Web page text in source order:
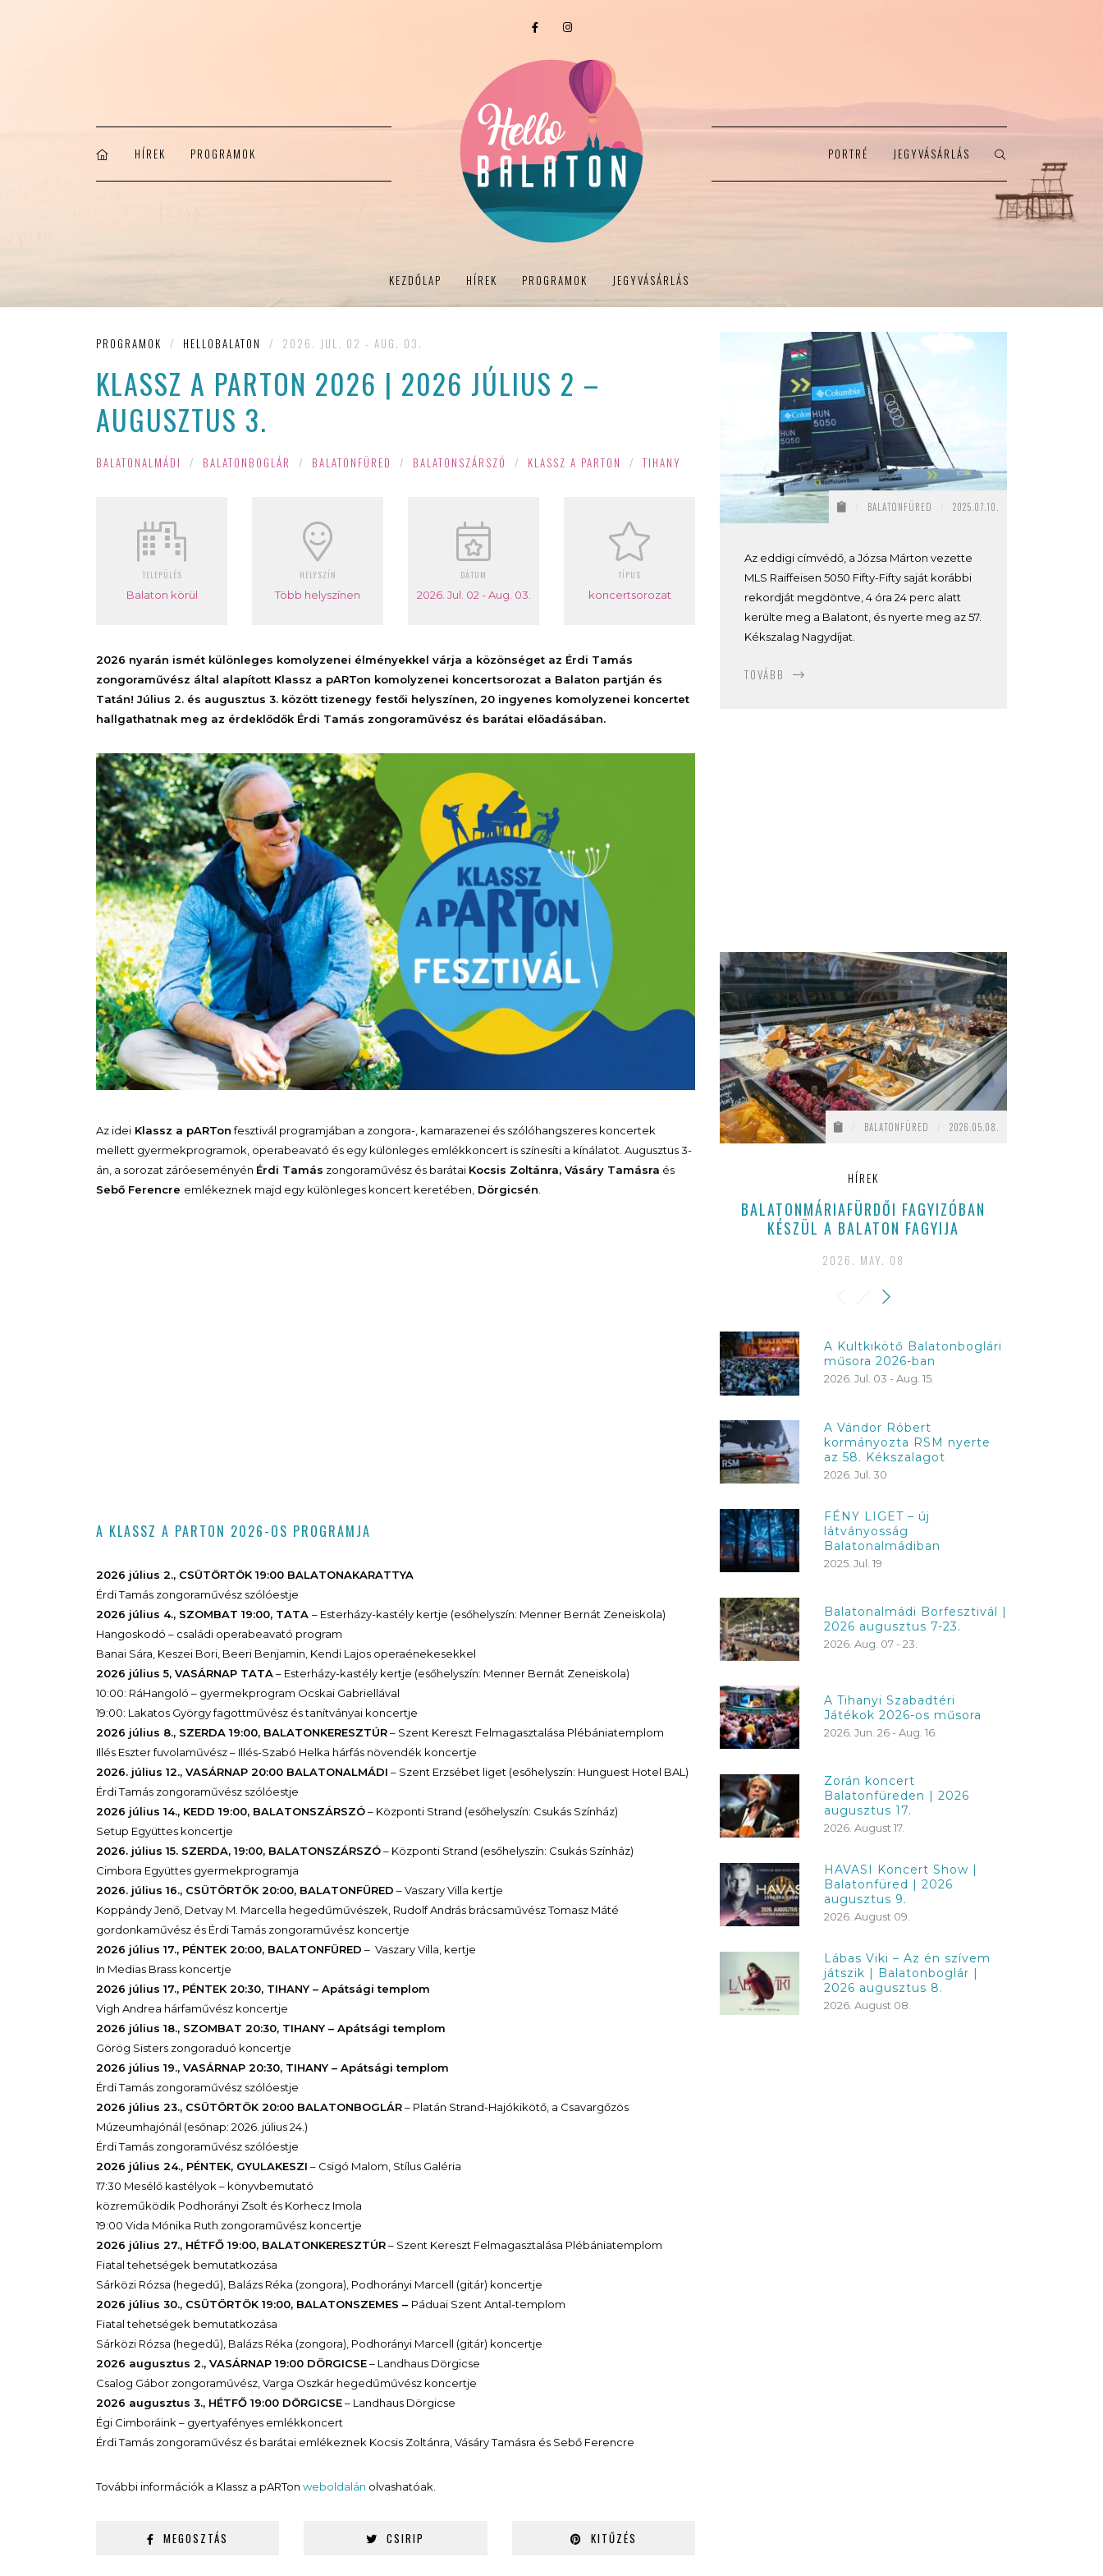
HÍREK PROGRAMOK PORTRÉ JEGYVÁSÁRLÁS
KEZDŐLAP HÍREK PROGRAMOK JEGYVÁSÁRLÁS
PROGRAMOK / HELLOBALATON / 2026. JUL. 02 - AUG. 03.
KLASSZ A PARTON 2026 | 2026 JÚLIUS 2 –
AUGUSZTUS 3.
BALATONALMÁDI / BALATONBOGLÁR / BALATONFÜRED / BALATONSZÁRSZÓ / KLASSZ A PARTON / TIHANY
TELEPÜLÉS
Balaton körül
HELYSZÍN
Több helyszínen
DÁTUM
2026. Jul. 02 - Aug. 03.
TÍPUS
koncertsorozat
2026 nyarán ismét különleges komolyzenei élményekkel várja a közönséget az Érdi Tamás
zongoraművész által alapított Klassz a pARTon komolyzenei koncertsorozat a Balaton partján és
Tatán! Július 2. és augusztus 3. között tizenegy festői helyszínen, 20 ingyenes komolyzenei koncertet
hallgathatnak meg az érdeklődők Érdi Tamás zongoraművész és barátai előadásában.
Az idei Klassz a pARTonfesztivál programjában a zongora-, kamarazenei és szólóhangszeres koncertek
mellett gyermekprogramok, operabeavató és egy különleges emlékkoncert is színesíti a kínálatot. Augusztus 3-
án, a sorozat záróeseményén Érdi Tamás zongoraművész és barátai Kocsis Zoltánra, Vásáry Tamásra és
Sebő Ferencre emlékeznek majd egy különleges koncert keretében, Dörgicsén
A KLASSZ A PARTON 2026-OS PROGRAMJA
2026 július 2., CSÜTÖRTÖK 19:00 BALATONAKARATTYA
Érdi Tamás zongoraművész szólóestje
2026 július 4., SZOMBAT 19:00, TATA – Esterházy-kastély kertje (esőhelyszín: Menner Bernát Zeneiskola)
Hangoskodó – családi operabeavató program
Banai Sára, Keszei Bori, Beeri Benjamin, Kendi Lajos operaénekesekkel
2026 július 5, VASÁRNAP TATA– Esterházy-kastély kertje (esőhelyszín: Menner Bernát Zeneiskola)
10:00: RáHangoló – gyermekprogram Ocskai Gabriellával
19:00: Lakatos György fagottművész és tanítványai koncertje
2026 július 8., SZERDA 19:00, BALATONKERESZTÚR– Szent Kereszt Felmagasztalása Plébániatemplom
Illés Eszter fuvolaművész – Illés-Szabó Helka hárfás növendék koncertje
2026. július 12., VASÁRNAP 20:00 BALATONALMÁDI – Szent Erzsébet liget (esőhelyszín: Hunguest Hotel BAL)
Érdi Tamás zongoraművész szólóestje
2026 július 14., KEDD 19:00, BALATONSZÁRSZÓ– Központi Strand (esőhelyszín: Csukás Színház)
Setup Együttes koncertje
2026. július 15. SZERDA, 19:00, BALATONSZÁRSZÓ– Központi Strand (esőhelyszín: Csukás Színház)
Cimbora Együttes gyermekprogramja
2026. július 16., CSÜTÖRTÖK 20:00, BALATONFÜRED – Vaszary Villa kertje
Koppándy Jenő, Detvay M. Marcella hegedűművészek, Rudolf András brácsaművész Tomasz Máté
gordonkaművész és Érdi Tamás zongoraművész koncertje
2026 július 17., PÉNTEK 20:00, BALATONFÜRED – Vaszary Villa, kertje
In Medias Brass koncertje
2026 július 17., PÉNTEK 20:30, TIHANY – Apátsági templom
Vigh Andrea hárfaművész koncertje
2026 július 18., SZOMBAT 20:30, TIHANY – Apátsági templom
Görög Sisters zongoraduó koncertje
2026 július 19., VASÁRNAP 20:30, TIHANY – Apátsági templom
Érdi Tamás zongoraművész szólóestje
2026 július 23., CSÜTÖRTÖK 20:00 BALATONBOGLÁR– Platán Strand-Hajókikötő, a Csavargőzös
Múzeumhajónál (esőnap: 2026. július 24.)
Érdi Tamás zongoraművész szólóestje
2026 július 24., PÉNTEK, GYULAKESZI – Csigó Malom, Stílus Galéria
17:30 Mesélő kastélyok – könyvbemutató
közreműködik Podhorányi Zsolt és Korhecz Imola
19:00 Vida Mónika Ruth zongoraművész koncertje
2026 július 27., HÉTFŐ 19:00, BALATONKERESZTÚR– Szent Kereszt Felmagasztalása Plébániatemplom
Fiatal tehetségek bemutatkozása
Sárközi Rózsa (hegedű), Balázs Réka (zongora), Podhorányi Marcell (gitár) koncertje
2026 július 30., CSÜTÖRTÖK 19:00, BALATONSZEMES – Páduai Szent Antal-templom
Fiatal tehetségek bemutatkozása
Sárközi Rózsa (hegedű), Balázs Réka (zongora), Podhorányi Marcell (gitár) koncertje
2026 augusztus 2., VASÁRNAP 19:00 DÖRGICSE– Landhaus Dörgicse
Csalog Gábor zongoraművész, Varga Oszkár hegedűművész koncertje
2026 augusztus 3., HÉTFŐ 19:00 DÖRGICSE– Landhaus Dörgicse
Égi Cimboráink – gyertyafényes emlékkoncert
Érdi Tamás zongoraművész és barátai emlékeznek Kocsis Zoltánra, Vásáry Tamásra és Sebő Ferencre
További információk a Klassz a pARTon weboldalán olvashatóak.
MEGOSZTÁS CSIRIP KITŰZÉS
BALATONFÜRED 2025.07.10.
Az eddigi címvédő, a Józsa Márton vezette
MLS Raiffeisen 5050 Fifty-Fifty saját korábbi
rekordját megdöntve, 4 óra 24 perc alatt
kerülte meg a Balatont, és nyerte meg az 57.
Kékszalag Nagydíjat.
TOVÁBB
BALATONFÜRED 2026.05.08.
HÍREK
BALATONMÁRIAFÜRDŐI FAGYIZÓBAN
KÉSZÜL A BALATON FAGYIJA
2026. MAY. 08
A Kultkikötő Balatonboglári
műsora 2026-ban
2026. Jul. 03 - Aug. 15.
A Vándor Róbert
kormányozta RSM nyerte
az 58. Kékszalagot
2026. Jul. 30
FÉNY LIGET – új
látványosság
Balatonalmádiban
2025. Jul. 19
Balatonalmádi Borfesztivál |
2026 augusztus 7-23.
2026. Aug. 07 - 23.
A Tihanyi Szabadtéri
Játékok 2026-os műsora
2026. Jun. 26 - Aug. 16.
Zorán koncert
Balatonfüreden | 2026
augusztus 17.
2026. August 17.
HAVASI Koncert Show |
Balatonfüred | 2026
augusztus 9.
2026. August 09.
Lábas Viki – Az én szívem
játszik | Balatonboglár |
2026 augusztus 8.
2026. August 08.